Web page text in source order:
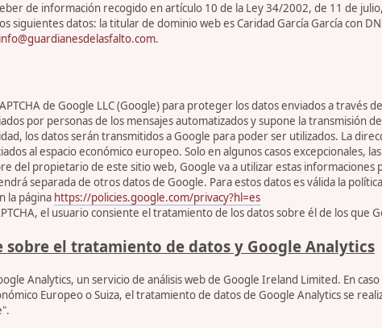
de información recogido en artículo 10 de la Ley 34/2002, de 11 de
siguientes datos: la titular de dominio web es Caridad García García con
info@guardianesdelasfalto.com.
de Google LLC (Google) para proteger los datos enviados a
por personas de los mensajes automatizados y supone la transmisión
los datos serán transmitidos a Google para poder ser utilizados. La
al espacio económico europeo. Solo en algunos casos excepcionales,
del propietario de este sitio web, Google va a utilizar estas
separada de otros datos de Google. Para estos datos es válida la
la página https://policies.google.com/privacy?hl=es
el usuario consiente el tratamiento de los datos sobre él de los que
el tratamiento de datos y Google Analytics
Analytics, un servicio de análisis web de Google Ireland Limited. En
Europeo o Suiza, el tratamiento de datos de Google Analytics se